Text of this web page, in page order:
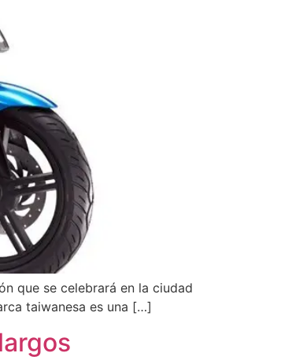
que se celebrará en la ciudad
taiwanesa es una […]